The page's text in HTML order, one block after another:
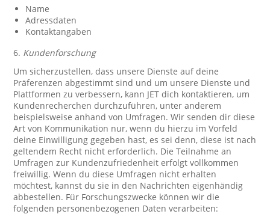
Name
Adressdaten
Kontaktangaben
6. Kundenforschung
Um sicherzustellen, dass unsere Dienste auf deine
Präferenzen abgestimmt sind und um unsere Dienste und
Plattformen zu verbessern, kann JET dich kontaktieren, um
Kundenrecherchen durchzuführen, unter anderem
beispielsweise anhand von Umfragen. Wir senden dir diese
Art von Kommunikation nur, wenn du hierzu im Vorfeld
deine Einwilligung gegeben hast, es sei denn, diese ist nach
geltendem Recht nicht erforderlich. Die Teilnahme an
Umfragen zur Kundenzufriedenheit erfolgt vollkommen
freiwillig. Wenn du diese Umfragen nicht erhalten
möchtest, kannst du sie in den Nachrichten eigenhändig
abbestellen. Für Forschungszwecke können wir die
folgenden personenbezogenen Daten verarbeiten: